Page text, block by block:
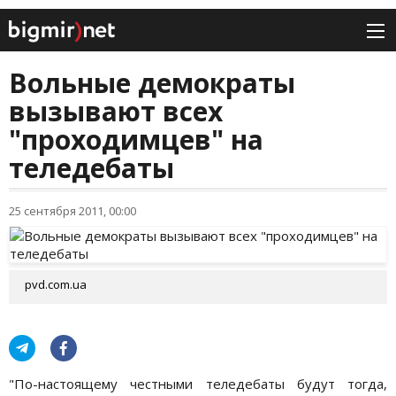
Вольные демократы
вызывают всех
"проходимцев" на
теледебаты
25 сентября 2011, 00:00
pvd.com.ua
"По-настоящему честными теледебаты будут тогда,